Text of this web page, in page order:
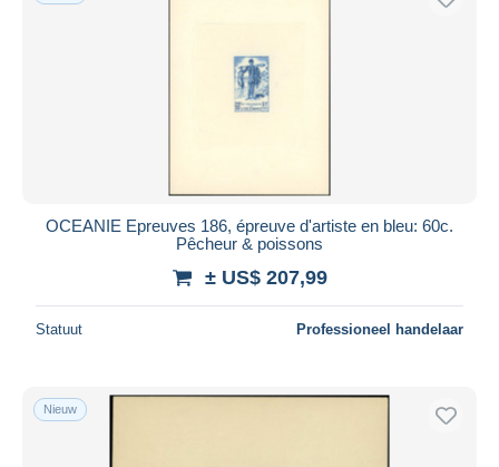
OCEANIE Epreuves 186, épreuve d'artiste en bleu: 60c.
Pêcheur & poissons
± US$ 207,99
Statuut Professioneel handelaar
Nieuw